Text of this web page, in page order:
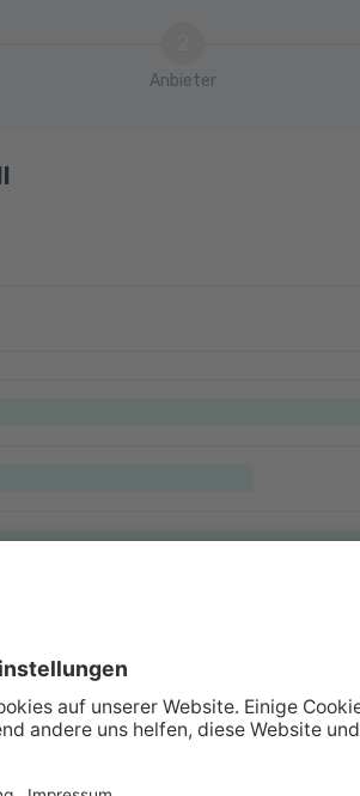
Anbieter
zu Weiterbildungen